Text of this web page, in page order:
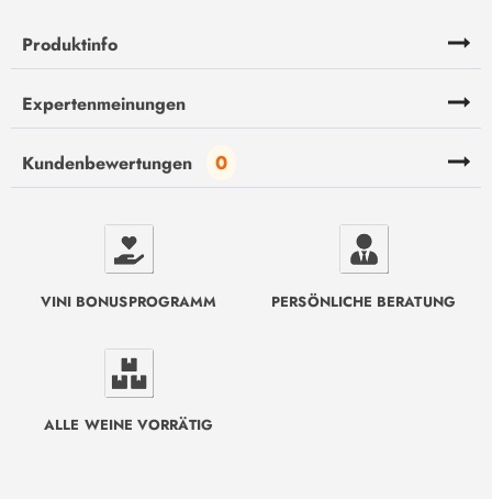
Produktinfo
Expertenmeinungen
Kundenbewertungen 0
VINI BONUSPROGRAMM PERSÖNLICHE BERATUNG
ALLE WEINE VORRÄTIG